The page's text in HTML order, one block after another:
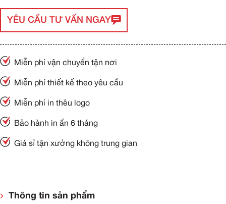
YÊU CẦU TƯ VẤN NGAY
Miễn phí vận chuyển tận nơi
Miễn phí thiết kế theo yêu cầu
Miễn phí in thêu logo
Bảo hành in ấn 6 tháng
Giá sỉ tận xưởng không trung gian
Thông tin sản phẩm